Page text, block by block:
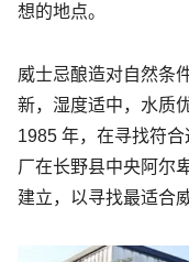
想的地点。
威士忌酿造对自然条
新，湿度适中，水质
1985 年，在寻找符
厂在长野县中央阿尔
建立，以寻找最适合